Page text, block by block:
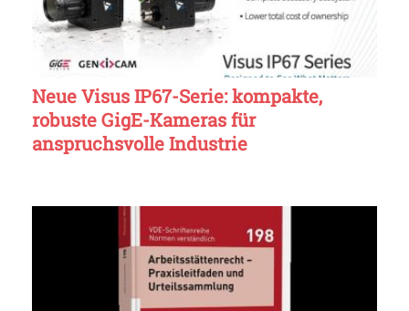
Neue Visus IP67-Serie: kompakte,
robuste GigE-Kameras für
anspruchsvolle Industrie